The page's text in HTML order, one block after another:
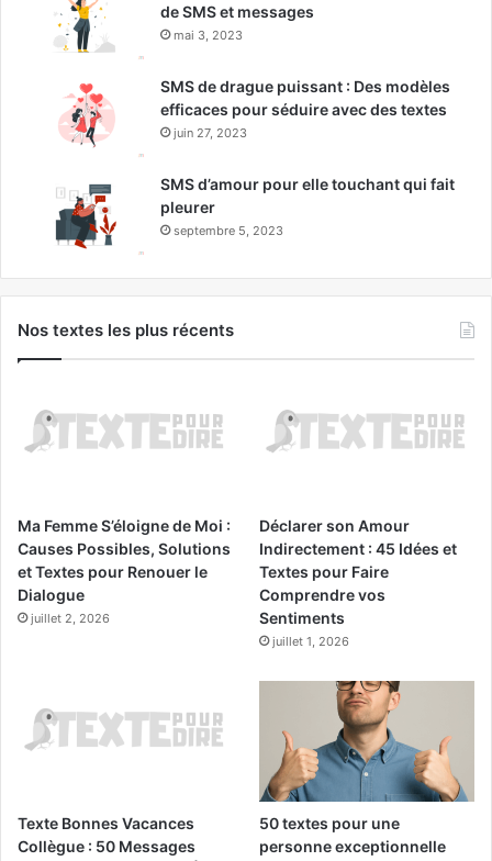
de SMS et messages
mai 3, 2023
SMS de drague puissant : Des modèles
efficaces pour séduire avec des textes
juin 27, 2023
SMS d’amour pour elle touchant qui fait
pleurer
septembre 5, 2023
Nos textes les plus récents
Ma Femme S’éloigne de Moi :
Causes Possibles, Solutions
et Textes pour Renouer le
Dialogue
juillet 2, 2026
Déclarer son Amour
Indirectement : 45 Idées et
Textes pour Faire
Comprendre vos
Sentiments
juillet 1, 2026
Texte Bonnes Vacances
Collègue : 50 Messages
50 textes pour une
personne exceptionnelle